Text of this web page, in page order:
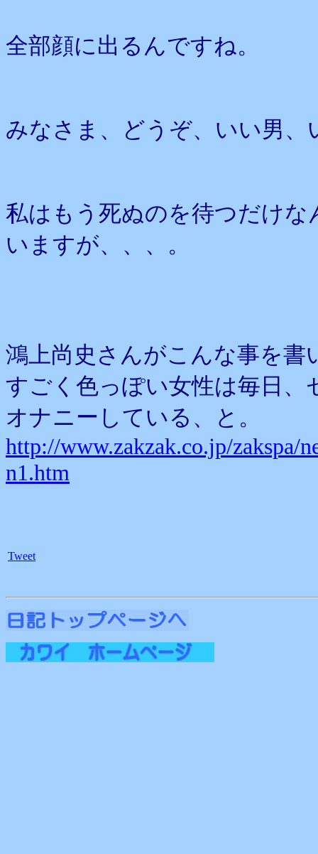
全部顔に出るんですね。
みなさま、どうぞ、いい男
私はもう死ぬのを待つだけ
いますが、、、。
鴻上尚史さんがこんな事を書
すごく色っぽい女性は毎日
オナニーしている、と。
http://www.zakzak.co.jp/zakspa/
n1.htm
Tweet